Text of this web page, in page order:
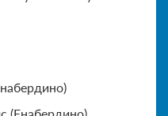
(Енабердино)